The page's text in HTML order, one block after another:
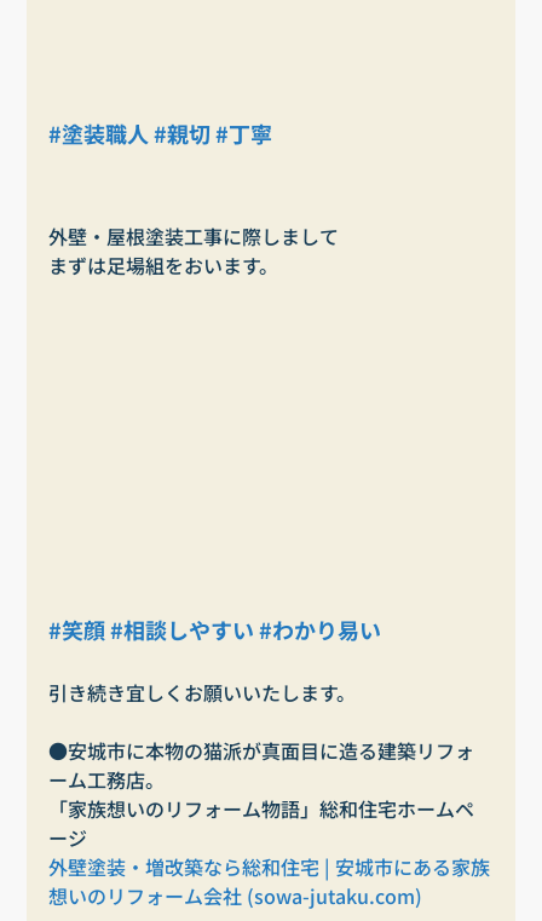
#塗装職人 #親切#丁寧
外壁・屋根塗装工事に際しまして
まずは足場組をおいます。
#笑顔#相談しやすい #わかり易い
引き続き宜しくお願いいたします。
●安城市に本物の猫派が真面目に造る建築リフォ
ーム工務店。
「家族想いのリフォーム物語」総和住宅ホームペ
ージ
外壁塗装・増改築なら総和住宅 | 安城市にある家族
想いのリフォーム会社 (sowa-jutaku.com)